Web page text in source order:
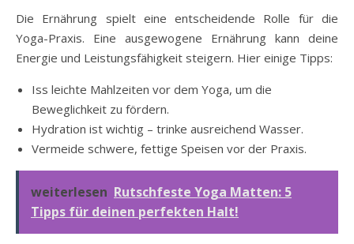
Die Ernährung spielt eine entscheidende Rolle für die
Yoga-Praxis. Eine ausgewogene Ernährung kann deine
Energie und Leistungsfähigkeit steigern. Hier einige Tipps:
Iss leichte Mahlzeiten vor dem Yoga, um die
Beweglichkeit zu fördern.
Hydration ist wichtig – trinke ausreichend Wasser.
Vermeide schwere, fettige Speisen vor der Praxis.
weiterlesen Rutschfeste Yoga Matten: 5
Tipps für deinen perfekten Halt!